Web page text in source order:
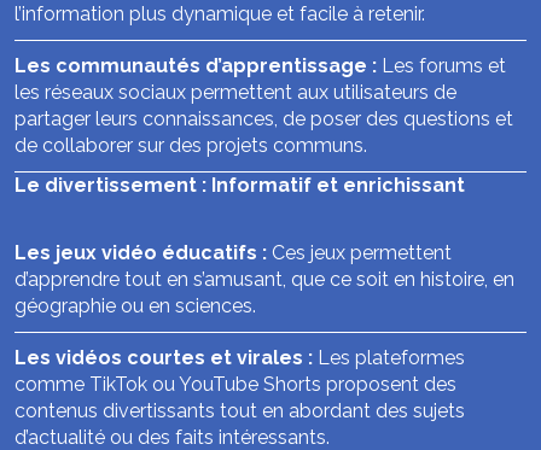
l’information plus dynamique et facile à retenir.
Les communautés d’apprentissage : Les forums et
les réseaux sociaux permettent aux utilisateurs de
partager leurs connaissances, de poser des questions et
de collaborer sur des projets communs.
Le divertissement : Informatif et enrichissant
Les jeux vidéo éducatifs : Ces jeux permettent
d’apprendre tout en s’amusant, que ce soit en histoire, en
géographie ou en sciences.
Les vidéos courtes et virales : Les plateformes
comme TikTok ou YouTube Shorts proposent des
contenus divertissants tout en abordant des sujets
d’actualité ou des faits intéressants.